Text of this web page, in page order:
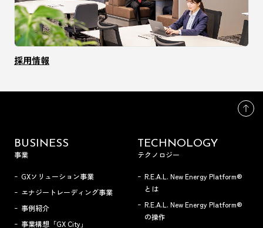
採用情報
BUSINESS
事業
GXソリューション事業
エナジートレーディング事業
事例紹介
事業構想「GX City」
TECHNOLOGY
テクノロジー
R.E.A.L. New Energy Platform®
とは
R.E.A.L. New Energy Platform®
の操作